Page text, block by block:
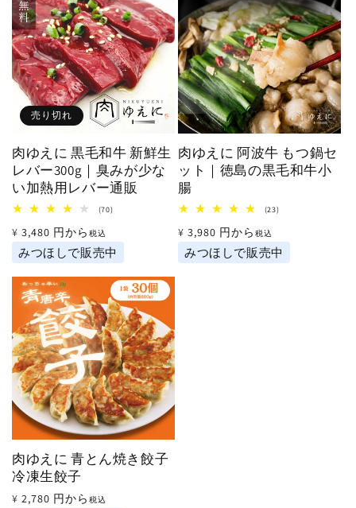
売り切れ
肉ゆえに 黒毛和牛 新鮮生
レバー300g｜臭みが少な
い加熱用レバー通販
(70)70
ュ
ー
数
の
合
計
通
常
格
¥3,480 円から 税込
みつほしで販売中
肉ゆえに 阿波牛 もつ鍋セ
ット｜徳島の黒毛和牛小
腸
(23)23
ュ
ー
数
通
常
¥3,980 円から 税込
みつほしで販売中
肉ゆえに 青とん焼き餃子
冷凍生餃子
通¥2,780 円から 税込